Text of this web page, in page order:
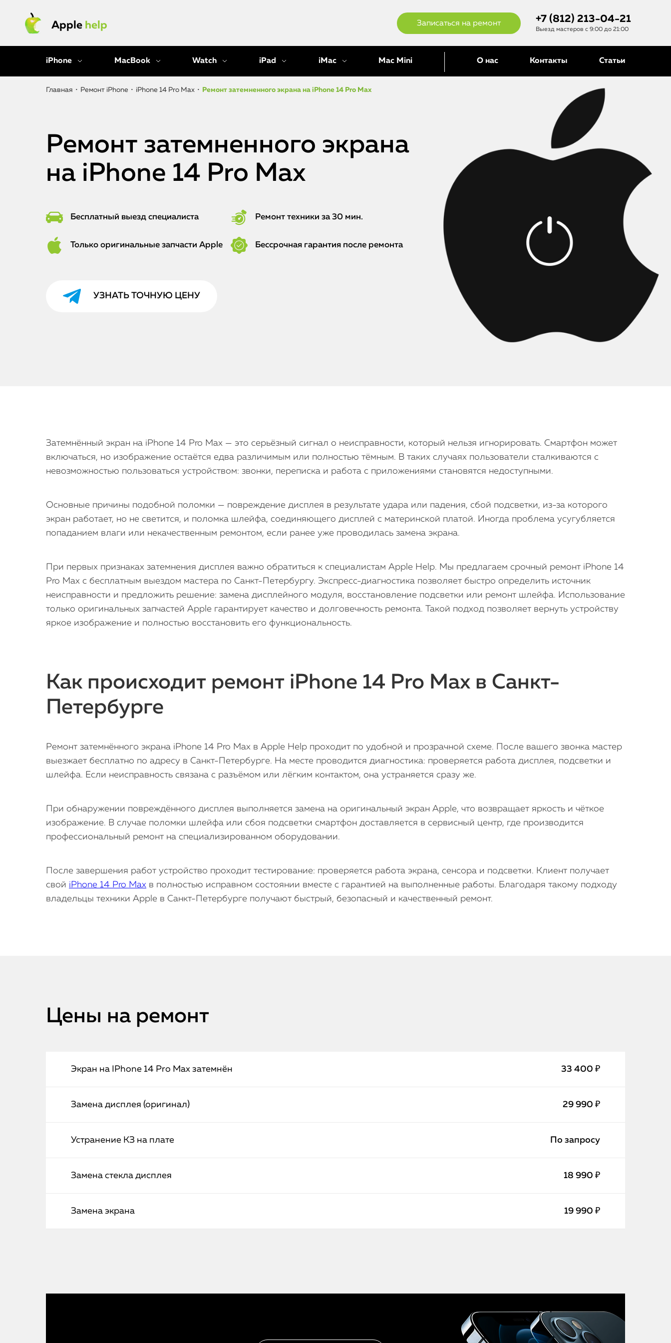
Apple help Записаться на ремонт +7 (812) 213-04-21
Выезд мастеров с 9:00 до 21:00
iPhone MacBook Watch iPad iMac Mac Mini О нас Контакты Статьи
Главная • Ремонт iPhone • iPhone 14 Pro Max • Ремонт затемненного экрана на iPhone 14 Pro Max
Ремонт затемненного экрана
на iPhone 14 Pro Max
Бесплатный выезд специалиста Ремонт техники за 30 мин.
Только оригинальные запчасти Apple Бессрочная гарантия после ремонта
УЗНАТЬ ТОЧНУЮ ЦЕНУ
Затемнённый экран на iPhone 14 Pro Max — это серьёзный сигнал о неисправности, который нельзя игнорировать. Смартфон может
включаться, но изображение остаётся едва различимым или полностью тёмным. В таких случаях пользователи сталкиваются с
невозможностью пользоваться устройством: звонки, переписка и работа с приложениями становятся недоступными.
Основные причины подобной поломки — повреждение дисплея в результате удара или падения, сбой подсветки, из-за которого
экран работает, но не светится, и поломка шлейфа, соединяющего дисплей с материнской платой. Иногда проблема усугубляется
попаданием влаги или некачественным ремонтом, если ранее уже проводилась замена экрана.
При первых признаках затемнения дисплея важно обратиться к специалистам Apple Help. Мы предлагаем срочный ремонт iPhone 14
Pro Max с бесплатным выездом мастера по Санкт-Петербургу. Экспресс-диагностика позволяет быстро определить источник
неисправности и предложить решение: замена дисплейного модуля, восстановление подсветки или ремонт шлейфа. Использование
только оригинальных запчастей Apple гарантирует качество и долговечность ремонта. Такой подход позволяет вернуть устройству
яркое изображение и полностью восстановить его функциональность.
Как происходит ремонт iPhone 14 Pro Max в Санкт-
Петербурге
Ремонт затемнённого экрана iPhone 14 Pro Max в Apple Help проходит по удобной и прозрачной схеме. После вашего звонка мастер
выезжает бесплатно по адресу в Санкт-Петербурге. На месте проводится диагностика: проверяется работа дисплея, подсветки и
шлейфа. Если неисправность связана с разъёмом или лёгким контактом, она устраняется сразу же.
При обнаружении повреждённого дисплея выполняется замена на оригинальный экран Apple, что возвращает яркость и чёткое
изображение. В случае поломки шлейфа или сбоя подсветки смартфон доставляется в сервисный центр, где производится
профессиональный ремонт на специализированном оборудовании.
После завершения работ устройство проходит тестирование: проверяется работа экрана, сенсора и подсветки. Клиент получает
свой iPhone 14 Pro Max в полностью исправном состоянии вместе с гарантией на выполненные работы. Благодаря такому подходу
владельцы техники Apple в Санкт-Петербурге получают быстрый, безопасный и качественный ремонт.
Цены на ремонт
Экран на IPhone 14 Pro Max затемнён 33 400 ₽
Замена дисплея (оригинал) 29 990 ₽
Устранение КЗ на плате По запросу
Замена стекла дисплея 18 990 ₽
Замена экрана 19 990 ₽